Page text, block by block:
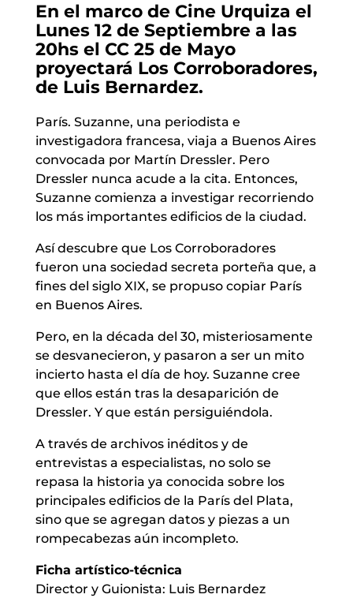
En el marco de Cine Urquiza el
Lunes 12 de Septiembre a las
20hs el CC 25 de Mayo
proyectará Los Corroboradores,
de Luis Bernardez.
París. Suzanne, una periodista e
investigadora francesa, viaja a Buenos Aires
convocada por Martín Dressler. Pero
Dressler nunca acude a la cita. Entonces,
Suzanne comienza a investigar recorriendo
los más importantes edificios de la ciudad.
Así descubre que Los Corroboradores
fueron una sociedad secreta porteña que, a
fines del siglo XIX, se propuso copiar París
en Buenos Aires.
Pero, en la década del 30, misteriosamente
se desvanecieron, y pasaron a ser un mito
incierto hasta el día de hoy. Suzanne cree
que ellos están tras la desaparición de
Dressler. Y que están persiguiéndola.
A través de archivos inéditos y de
entrevistas a especialistas, no solo se
repasa la historia ya conocida sobre los
principales edificios de la París del Plata,
sino que se agregan datos y piezas a un
rompecabezas aún incompleto.
Ficha artístico-técnica
Director y Guionista: Luis Bernardez